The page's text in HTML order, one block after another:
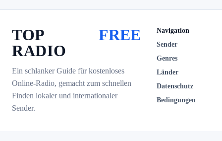
TOP
RADIO
FREE
Ein schlanker Guide für kostenloses
Online-Radio, gemacht zum schnellen
Finden lokaler und internationaler
Sender.
Navigation
Sender
Genres
Länder
Datenschutz
Bedingungen